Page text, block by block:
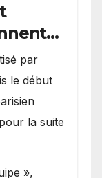
par
le début
la suite
»,